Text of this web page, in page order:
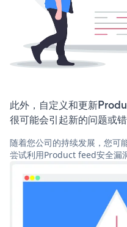
此外，自定义和更新
很可能会引起新的问题或错
随着您公司的持续发展，您可
尝试利用Product feed安全漏